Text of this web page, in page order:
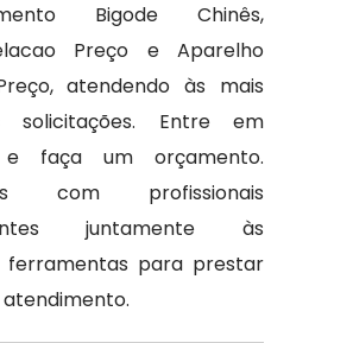
Bigode Chinês,
Preço e Aparelho
atendendo às mais
solicitações. Entre em
faça um orçamento.
com profissionais
juntamente às
ferramentas para prestar